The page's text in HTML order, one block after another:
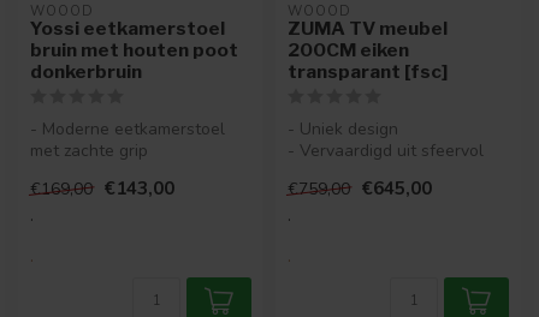
WOOOD
Yossi eetkamerstoel
bruin met houten poot
donkerbruin
- Moderne eetkamerstoel
met zachte grip
en slijtvast...
€169,00 €143,00
.
.
WOOOD
ZUMA TV meubel
200CM eiken
transparant [fsc]
- Uniek design
- Vervaardigd uit sfeervol
- Onderdeel van de tijdl...
€759,00 €645,00
.
.